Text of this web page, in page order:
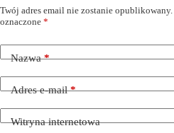
Twój adres email nie zostanie opublikowany.
oznaczone *
Nazwa*
Adres e-mail*
Witryna internetowa